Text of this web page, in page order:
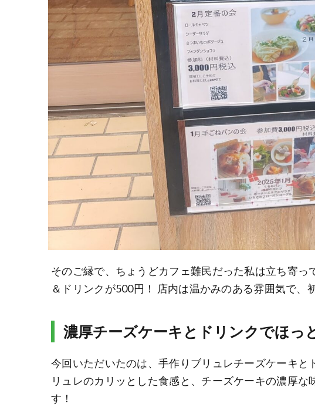
そのご縁で、ちょうどカフェ難民だった私は立ち寄っ
＆ドリンクが500円！ 店内は温かみのある雰囲気で、
濃厚チーズケーキとドリンクでほっ
今回いただいたのは、手作りブリュレチーズケーキと
リュレのカリッとした食感と、チーズケーキの濃厚
す！